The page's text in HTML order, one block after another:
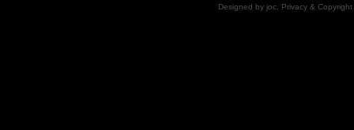
Designed by joc . Privacy &